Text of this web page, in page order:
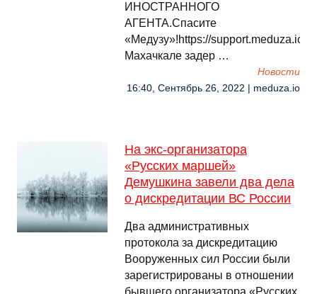
ИНОСТРАННОГО
АГЕНТА.Спасите
«Медузу»!https://support.meduza.ioВ
Махачкале задер …
Новости
16:40, Сентябрь 26, 2022 | meduza.io
На экс-организатора
«Русских маршей»
Демушкина завели два дела
о дискредитации ВС России
Два административных
протокола за дискредитацию
Вооруженных сил России были
зарегистрированы в отношении
бывшего организатора «Русских